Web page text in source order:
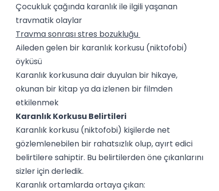
Çocukluk çağında karanlık ile ilgili yaşanan
travmatik olaylar
Travma sonrası stres bozukluğu
Aileden gelen bir karanlık korkusu (niktofobi)
öyküsü
Karanlık korkusuna dair duyulan bir hikaye,
okunan bir kitap ya da izlenen bir filmden
etkilenmek
Karanlık Korkusu Belirtileri
Karanlık korkusu (niktofobi) kişilerde net
gözlemlenebilen bir rahatsızlık olup, ayırt edici
belirtilere sahiptir. Bu belirtilerden öne çıkanlarını
sizler için derledik.
Karanlık ortamlarda ortaya çıkan: